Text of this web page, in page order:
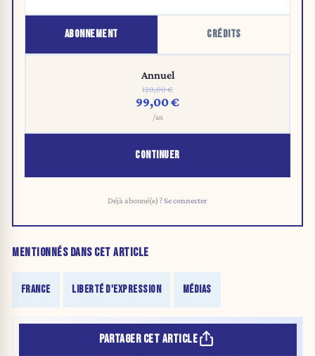
ABONNEMENT CRÉDITS
Annuel
120,00 €
99,00 €
/an
CONTINUER
Déjà abonné(e) ?Se connecter
MENTIONNÉS DANS CET ARTICLE
FRANCE LIBERTÉ D'EXPRESSION MÉDIAS
PARTAGER CET ARTICLE